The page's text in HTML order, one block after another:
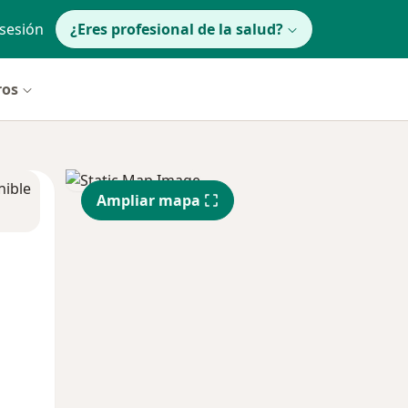
¿Eres profesional de la salud?
Ampliar mapa